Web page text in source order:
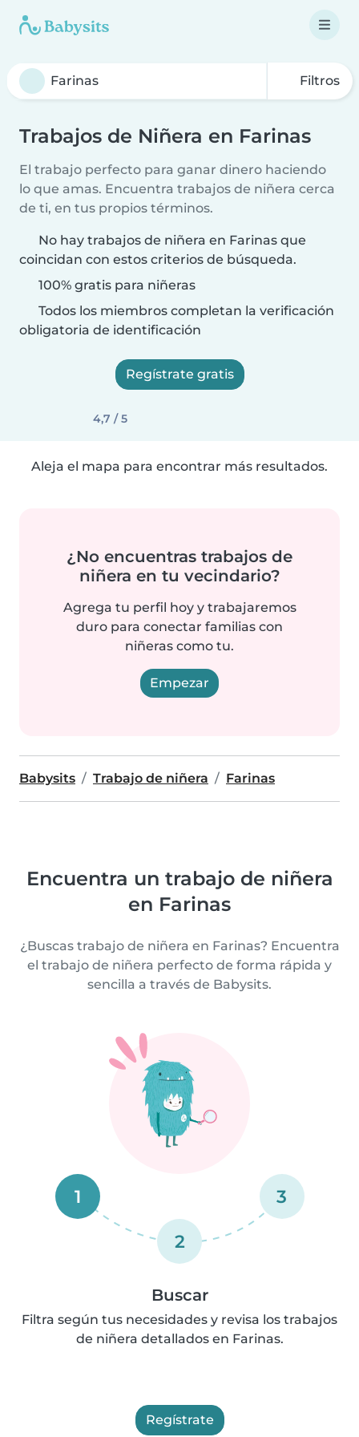
Filtros
Trabajos de Niñera en Farinas
El trabajo perfecto para ganar dinero haciendo
lo que amas. Encuentra trabajos de niñera cerca
de ti, en tus propios términos.
No hay trabajos de niñera en Farinas que
coincidan con estos criterios de búsqueda.
100% gratis para niñeras
Todos los miembros completan la verificación
obligatoria de identificación
Regístrate gratis
4,7 / 5
Aleja el mapa para encontrar más resultados.
¿No encuentras trabajos de
niñera en tu vecindario?
Agrega tu perfil hoy y trabajaremos
duro para conectar familias con
niñeras como tu.
Empezar
Babysits Trabajo de niñera Farinas
Encuentra un trabajo de niñera
en Farinas
¿Buscas trabajo de niñera en Farinas? Encuentra
el trabajo de niñera perfecto de forma rápida y
sencilla a través de Babysits.
1
2
3
Buscar
Filtra según tus necesidades y revisa los trabajos
de niñera detallados en Farinas.
Regístrate